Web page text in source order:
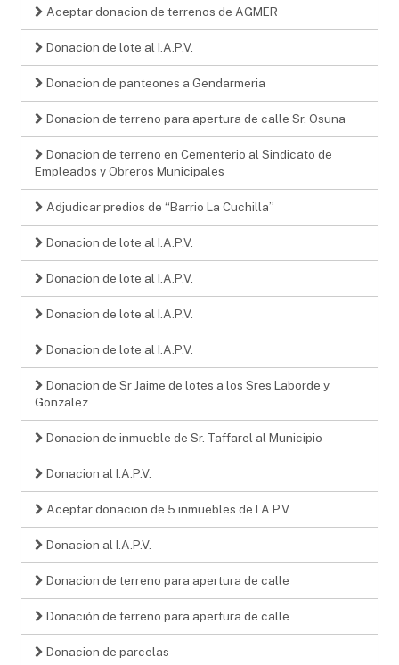
Aceptar donacion de terrenos de AGMER
Donacion de lote al I.A.P.V.
Donacion de panteones a Gendarmeria
Donacion de terreno para apertura de calle Sr. Osuna
Donacion de terreno en Cementerio al Sindicato de
Empleados y Obreros Municipales
Adjudicar predios de “Barrio La Cuchilla”
Donacion de lote al I.A.P.V.
Donacion de lote al I.A.P.V.
Donacion de lote al I.A.P.V.
Donacion de lote al I.A.P.V.
Donacion de Sr Jaime de lotes a los Sres Laborde y
Gonzalez
Donacion de inmueble de Sr. Taffarel al Municipio
Donacion al I.A.P.V.
Aceptar donacion de 5 inmuebles de I.A.P.V.
Donacion al I.A.P.V.
Donacion de terreno para apertura de calle
Donación de terreno para apertura de calle
Donacion de parcelas